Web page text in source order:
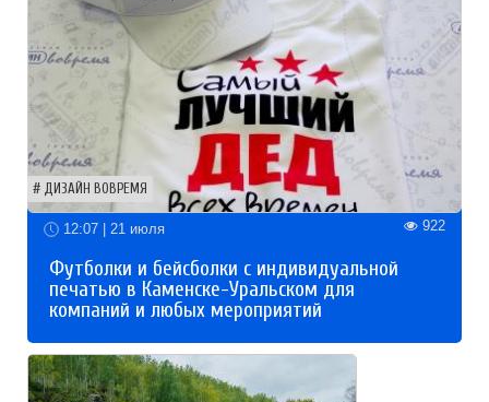
ДИЗАЙН ВОВРЕМЯ
12:07 | 21 июля 922
Футболки и бейсболки с индивидуальной
печатью в Каменске-Уральском для
компаний и любых мероприятий